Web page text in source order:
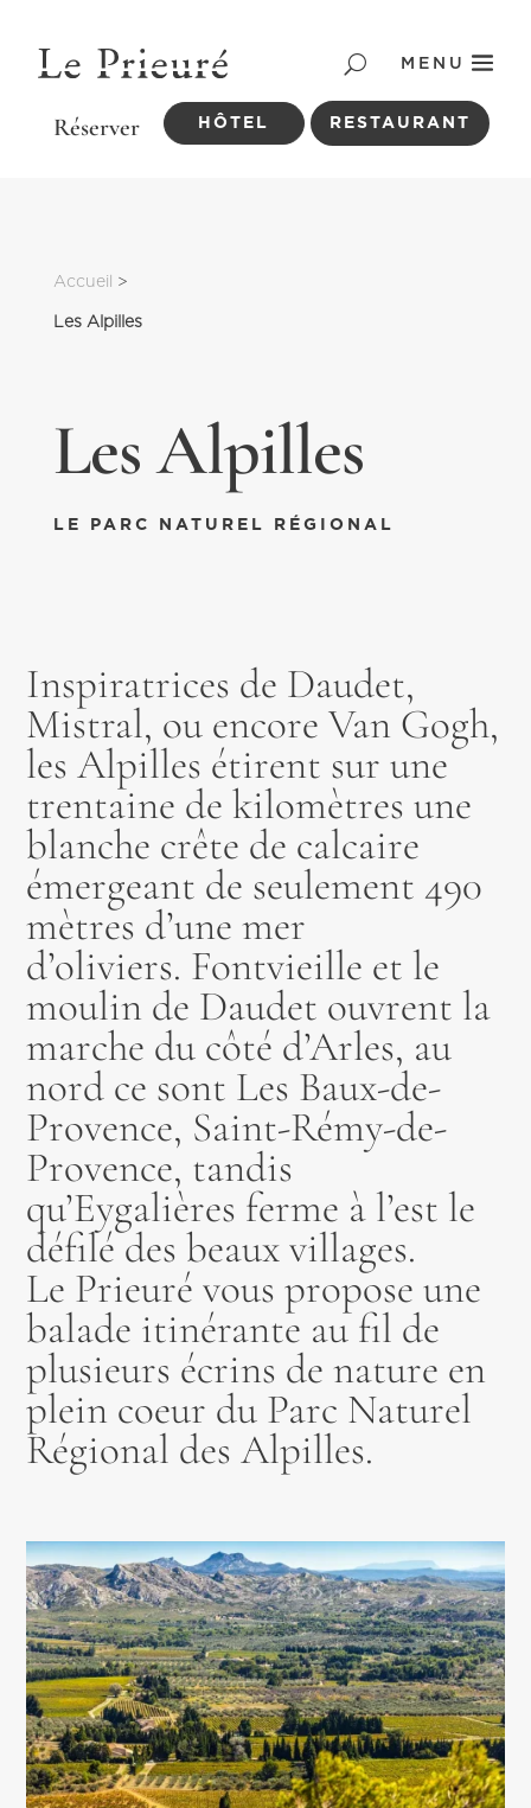
MENU
HÔTEL RESTAURANT
Accueil >
Les Alpilles
Les Alpilles
LE PARC NATUREL RÉGIONAL
Inspiratrices de Daudet,
Mistral, ou encore Van Gogh,
les Alpilles étirent sur une
trentaine de kilomètres une
blanche crête de calcaire
émergeant de seulement 490
mètres d’une mer
d’oliviers. Fontvieille et le
moulin de Daudet ouvrent la
marche du côté d’Arles, au
nord ce sont Les Baux-de-
Provence, Saint-Rémy-de-
Provence, tandis
qu’Eygalières ferme à l’est le
défilé des beaux villages.
Le Prieuré vous propose une
balade itinérante au fil de
plusieurs écrins de nature en
plein coeur du Parc Naturel
Régional des Alpilles.